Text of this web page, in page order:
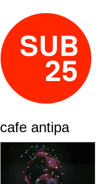
cafe antipa